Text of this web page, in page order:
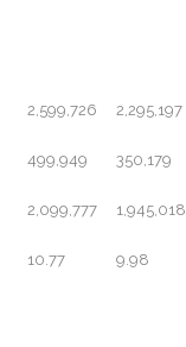
2,599,726 2,295,197
499,949 350,179
2,099,777 1,945,018
10.77 9.98